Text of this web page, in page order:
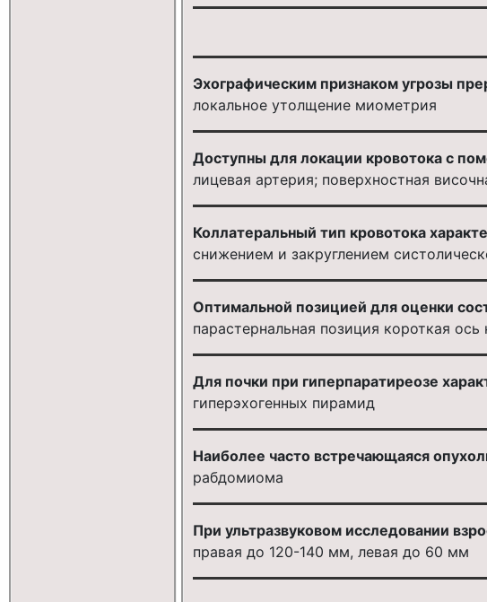
Эхографическим признаком угрозы
локальное утолщение миометрия
Доступны для локации кровотока с
лицевая артерия; поверхностная
Коллатеральный тип кровотока
снижением и закруглением
Оптимальной позицией для оценки
парастернальная позиция короткая
Для почки при гиперпаратиреозе
гиперэхогенных пирамид
Наиболее часто встречающаяся
рабдомиома
При ультразвуковом исследовании
правая до 120-140 мм, левая до 60 мм